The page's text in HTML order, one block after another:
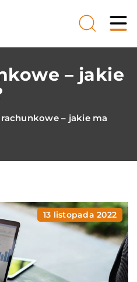
– jakie
– jakie ma
13 listopada 2022